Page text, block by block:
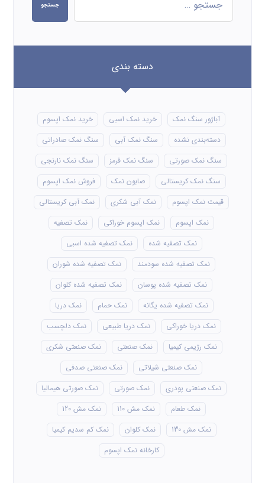
جستجو
دسته بندی
آباژور سنگ نمک خرید نمک اسبی
خرید نمک اپسوم
دسته‌بندی نشده
سنگ نمک آبی
سنگ نمک صادراتی
سنگ نمک صورتی
سنگ نمک قرمز
سنگ نمک نارنجی
سنگ نمک کریستالی
صابون نمک
فروش نمک اپسوم
قیمت نمک اپسوم
نمک آبی شکری
نمک آبی کریستالی
نمک اپسوم
نمک اپسوم خوراکی
نمک تصفیه
نمک تصفیه شده
نمک تصفیه شده اسبی
نمک تصفیه شده سودمند
نمک تصفیه شده شوران
نمک تصفیه شده پوسان
نمک تصفیه شده کلوان
نمک تصفیه شده یگانه
نمک حمام
نمک دریا
نمک دریا خوراکی
نمک دریا طبیعی
نمک دلچسب
نمک رژیمی کیمیا
نمک صنعتی
نمک صنعتی شکری
نمک صنعتی شیلاتی
نمک صنعتی صدفی
نمک صنعتی پودری
نمک صورتی
نمک صورتی هیمالیا
نمک طعام
نمک مش 110
نمک مش 120
نمک مش 130
نمک کلوان
نمک کم سدیم کیمیا
کارخانه نمک اپسوم